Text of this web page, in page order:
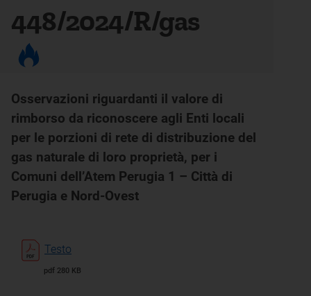
448/2024/R/gas
Osservazioni riguardanti il valore di
rimborso da riconoscere agli Enti locali
per le porzioni di rete di distribuzione del
gas naturale di loro proprietà, per i
Comuni dell’Atem Perugia 1 – Città di
Perugia e Nord-Ovest
Testo
pdf 280 KB